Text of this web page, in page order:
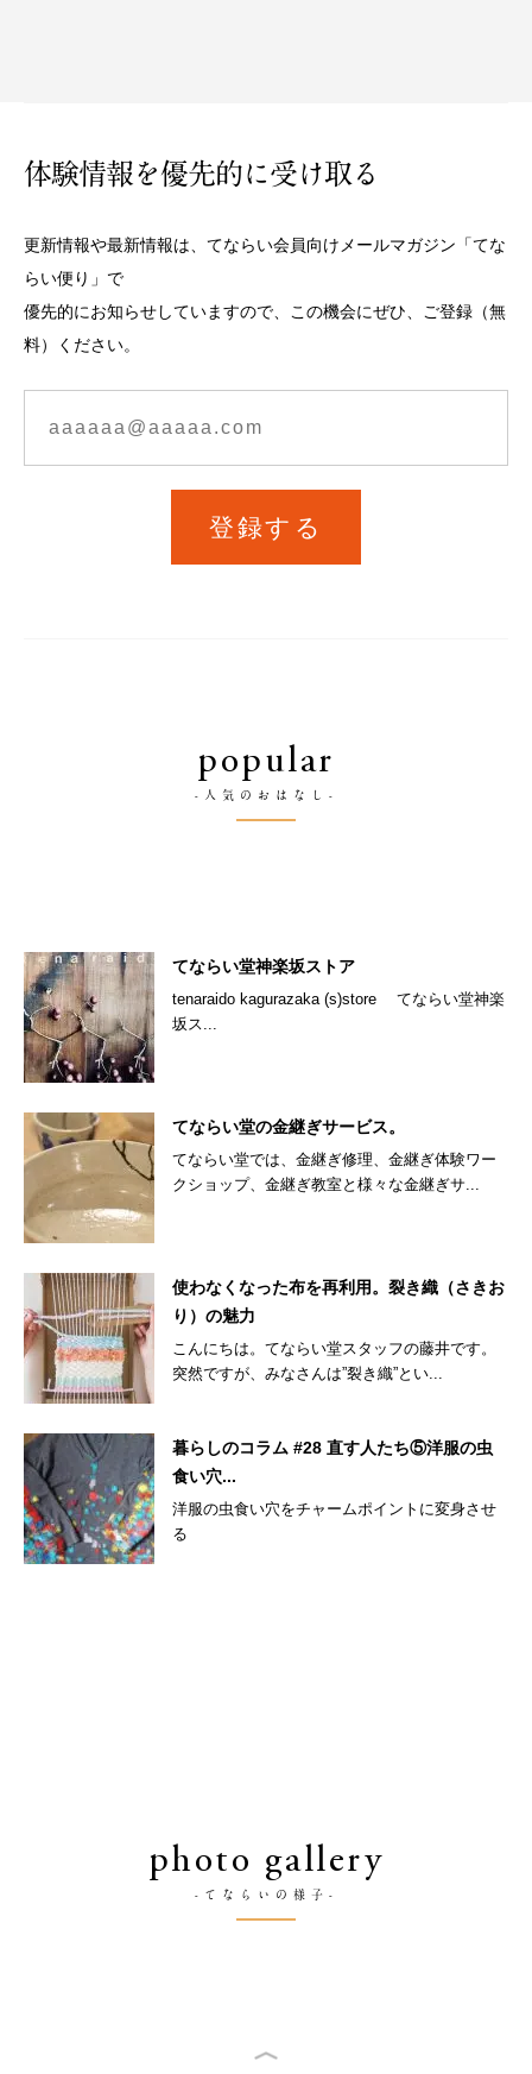
体験情報を優先的に受け取る
更新情報や最新情報は、てならい会員向けメールマガジン「てな
らい便り」で
優先的にお知らせしていますので、この機会にぜひ、ご登録（無
料）ください。
登録する
popular
-人気のおはなし-
てならい堂神楽坂ストア
tenaraido kagurazaka (s)store てならい堂神楽
坂ス...
てならい堂の金継ぎサービス。
てならい堂では、金継ぎ修理、金継ぎ体験ワー
クショップ、金継ぎ教室と様々な金継ぎサ...
使わなくなった布を再利用。裂き織（さきお
り）の魅力
こんにちは。てならい堂スタッフの藤井です。
突然ですが、みなさんは”裂き織”とい...
暮らしのコラム #28 直す人たち⑤洋服の虫
食い穴...
洋服の虫食い穴をチャームポイントに変身させ
る
photo gallery
-てならいの様子-